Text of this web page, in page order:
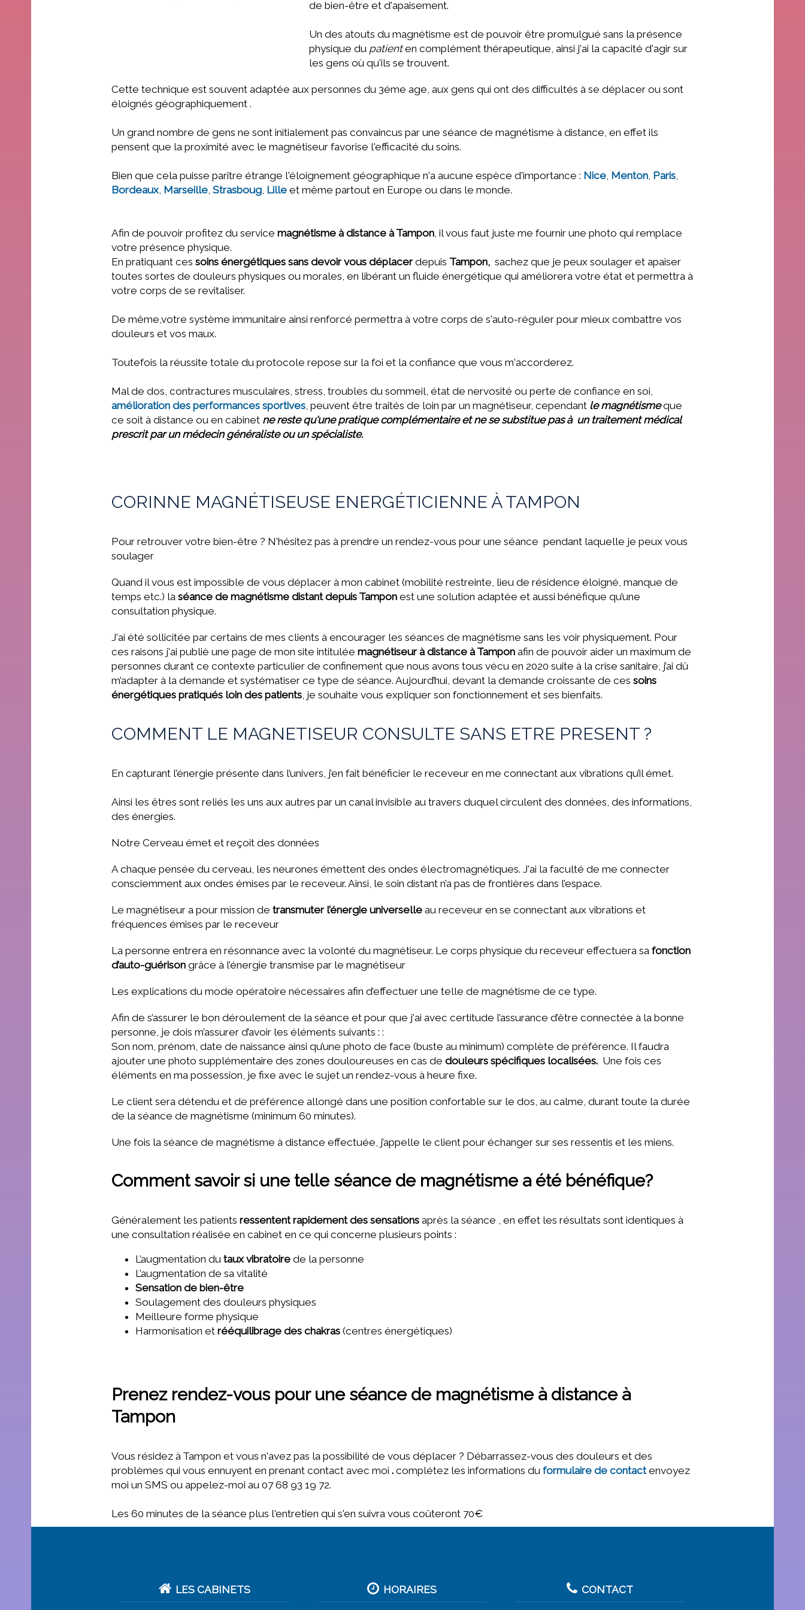
de bien-être et d'apaisement.
Un des atouts du magnétisme est de pouvoir être promulgué sans la présence
physique du patienten complément thérapeutique, ainsi j'ai la capacité d'agir sur
les gens où qu'ils se trouvent.
Cette technique est souvent adaptée aux personnes du 3éme age, aux gens qui ont des difficultés à se déplacer ou sont
éloignés géographiquement .
Un grand nombre de gens ne sont initialement pas convaincus par une séance de magnétisme à distance, en effet ils
pensent que la proximité avec le magnétiseur favorise l'efficacité du soins.
Bien que cela puisse parître étrange l'éloignement géographique n'a aucune espèce d'importance : Nice, Menton, Paris,
Bordeaux, Marseille, Strasboug, Lille et même partout en Europe ou dans le monde.
Afin de pouvoir profitez du service magnétisme à distance à Tampon, il vous faut juste me fournir une photo qui remplace
votre présence physique.
En pratiquant ces soins énergétiques sans devoir vous déplacer depuis Tampon, sachez que je peux soulager et apaiser
toutes sortes de douleurs physiques ou morales, en libérant un fluide énergétique qui améliorera votre état et permettra à
votre corps de se revitaliser.
De même,votre système immunitaire ainsi renforcé permettra à votre corps de s'auto-réguler pour mieux combattre vos
douleurs et vos maux.
Toutefois la réussite totale du protocole repose sur la foi et la confiance que vous m'accorderez.
Mal de dos, contractures musculaires, stress, troubles du sommeil, état de nervosité ou perte de confiance en soi,
amélioration des performances sportives, peuvent être traités de loin par un magnétiseur, cependant le magnétismeque
ce soit à distance ou en cabinet ne reste qu'une pratique complémentaire et ne se substitue pas à un traitement médical
prescrit par un médecin généraliste ou un spécialiste.
CORINNE MAGNÉTISEUSE ENERGÉTICIENNE À TAMPON
Pour retrouver votre bien-être ? N'hésitez pas à prendre un rendez-vous pour une séance pendant laquelle je peux vous
soulager
Quand il vous est impossible de vous déplacer à mon cabinet (mobilité restreinte, lieu de résidence éloigné, manque de
temps etc.) la séance de magnétisme distant depuis Tampon est une solution adaptée et aussi bénéfique qu’une
consultation physique.
J'ai été sollicitée par certains de mes clients à encourager les séances de magnétisme sans les voir physiquement. Pour
ces raisons j'ai publiè une page de mon site intitulée magnétiseur à distance à Tampon afin de pouvoir aider un maximum de
personnes durant ce contexte particulier de confinement que nous avons tous vécu en 2020 suite à la crise sanitaire, j’ai dû
m’adapter à la demande et systématiser ce type de séance. Aujourd’hui, devant la demande croissante de ces soins
énergétiques pratiqués loin des patients , je souhaite vous expliquer son fonctionnement et ses bienfaits.
COMMENT LE MAGNETISEUR CONSULTE SANS ETRE PRESENT ?
En capturant l’énergie présente dans l’univers, j’en fait bénéficier le receveur en me connectant aux vibrations qu’il émet.
Ainsi les êtres sont reliés les uns aux autres par un canal invisible au travers duquel circulent des données, des informations,
des énergies.
Notre Cerveau émet et reçoit des données
A chaque pensée du cerveau, les neurones émettent des ondes électromagnétiques. J'ai la faculté de me connecter
consciemment aux ondes émises par le receveur. Ainsi, le soin distant n’a pas de frontières dans l’espace.
Le magnétiseur a pour mission de transmuter l’énergie universelle au receveur en se connectant aux vibrations et
fréquences émises par le receveur
La personne entrera en résonnance avec la volonté du magnétiseur. Le corps physique du receveur effectuera sa fonction
d’auto-guérison grâce à l’énergie transmise par le magnétiseur
Les explications du mode opératoire nécessaires afin d’effectuer une telle de magnétisme de ce type.
Afin de s’assurer le bon déroulement de la séance et pour que j'ai avec certitude l’assurance d’être connectée à la bonne
personne, je dois m’assurer d’avoir les éléments suivants : :
Son nom, prénom, date de naissance ainsi qu’une photo de face (buste au minimum) complète de préférence. Il faudra
ajouter une photo supplémentaire des zones douloureuses en cas de douleurs spécifiques localisées. Une fois ces
éléments en ma possession, je fixe avec le sujet un rendez-vous à heure fixe.
Le client sera détendu et de préférence allongé dans une position confortable sur le dos, au calme, durant toute la durée
de la séance de magnétisme (minimum 60 minutes).
Une fois la séance de magnétisme à distance effectuée, j’appelle le client pour échanger sur ses ressentis et les miens.
Comment savoir si une telle séance de magnétisme a été bénéfique?
Généralement les patients ressentent rapidement des sensations après la séance , en effet les résultats sont identiques à
une consultation réalisée en cabinet en ce qui concerne plusieurs points :
L’augmentation du taux vibratoire de la personne
L’augmentation de sa vitalité
Sensation de bien-être
Soulagement des douleurs physiques
Meilleure forme physique
Harmonisation et rééquilibrage des chakras (centres énergétiques)
Prenez rendez-vous pour une séance de magnétisme à distance à
Tampon
Vous résidez à Tampon et vous n'avez pas la possibilité de vous déplacer ? Débarrassez-vous des douleurs et des
problèmes qui vous ennuyent en prenant contact avec moi . complétez les informations du formulaire de contactenvoyez
moi un SMS ou appelez-moi au 07 68 93 19 72.
Les 60 minutes de la séance plus l'entretien qui s'en suivra vous coûteront 70€
LES CABINETS HORAIRES CONTACT